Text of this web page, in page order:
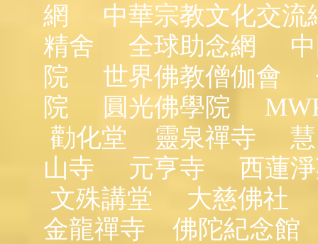
網
中華宗教文化交流
精舍
全球助念網
院
世界佛教僧伽會
院
圓光佛學院
勸化堂
靈泉禪寺
山寺
元亨寺
西蓮
文殊講堂
大慈佛社
金龍禪寺
佛陀紀念館